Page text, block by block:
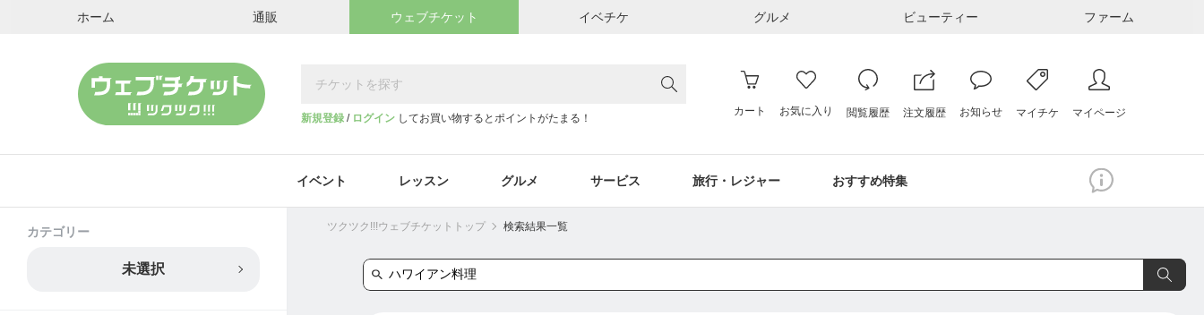
ホーム 通販 ウェブチケット イベチケ グルメ ビューティー ファーム
新規登録 / ログイン してお買い物するとポイントがたまる！
カート お気に入り 閲覧履歴 注文履歴 お知らせ マイチケ マイページ
イベント レッスン グルメ サービス 旅行・レジャー おすすめ特集
ツクツク!!!ウェブチケットトップ 検索結果一覧
カテゴリー
未選択